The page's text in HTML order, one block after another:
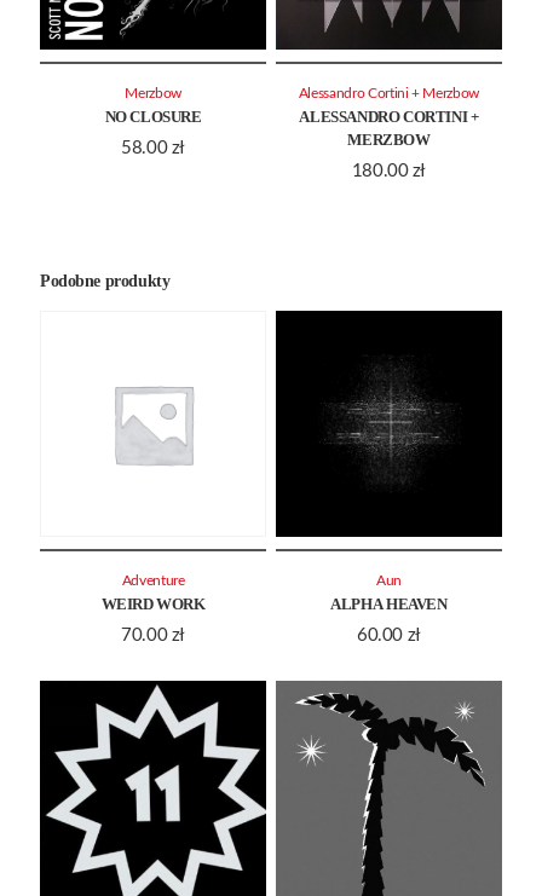
NO CLOSURE
58.00 zł
Merzbow
ALESSANDRO CORTINI +
MERZBOW
180.00 zł
Alessandro Cortini + Merzbow
Podobne produkty
WEIRD WORK
70.00 zł
Adventure
ALPHA HEAVEN
60.00 zł
Aun